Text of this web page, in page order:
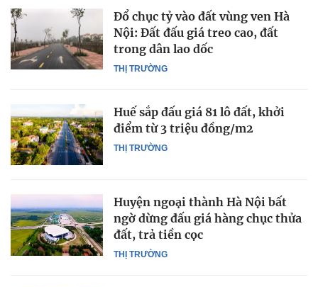
THỊ TRƯỜNG
Đổ chục tỷ vào đất vùng ven Hà
Nội: Đất đấu giá treo cao, đất
trong dân lao dốc
THỊ TRƯỜNG
Huế sắp đấu giá 81 lô đất, khởi
điểm từ 3 triệu đồng/m2
THỊ TRƯỜNG
Huyện ngoại thành Hà Nội bất
ngờ dừng đấu giá hàng chục thửa
đất, trả tiền cọc